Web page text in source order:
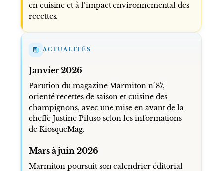
en cuisine et à l’impact environnemental des
recettes.
ACTUALITÉS
Janvier 2026
Parution du magazine Marmiton n°87,
orienté recettes de saison et cuisine des
champignons, avec une mise en avant de la
cheffe Justine Piluso selon les informations
de KiosqueMag.
Mars à juin 2026
Marmiton poursuit son calendrier éditorial